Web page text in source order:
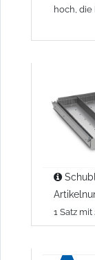
hoch,
1 Satz